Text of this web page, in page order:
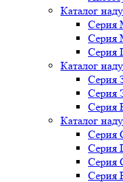
Каталог
Серия
Серия
Серия
Каталог
Серия
Серия
Серия
Каталог
Серия
Серия
Серия
Серия